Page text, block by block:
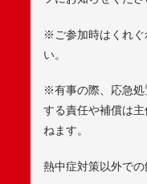
※ご参加時はくれぐ
い。
※有事の際、応急
する責任や補償は
ねます。
熱中症対策以外で